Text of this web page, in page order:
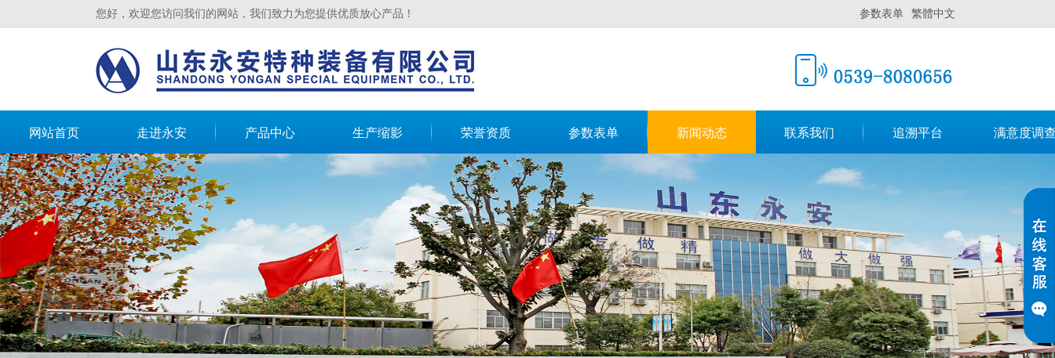
您好，欢迎您访问我们的网站，我们致力为您提供优质放心产品！ 繁體中文
参数表单
山东永安特种装备有限公司
网站首页 走进永安 产品中心 生产缩影 荣誉资质 参数表单 新闻动态 联系我们 追溯平台 满意度调